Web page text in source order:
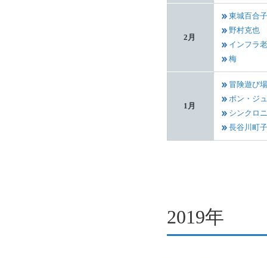
2月
東城百合子
野村克也
インフラ
梅
1月
冒険遊び
ポン・ジ
シンクロ
長谷川町子
2019年